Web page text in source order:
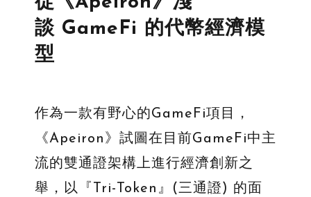
談 GameFi 的代幣經濟模
型
作為一款有野心的GameFi項目，
《Apeiron》試圖在目前GameFi中主
流的雙通證架構上進行經濟創新之
舉，以『Tri-Token』(三通證) 的面